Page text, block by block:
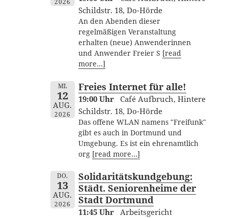
2026
Schildstr. 18, Do-Hörde
An den Abenden dieser
regelmäßigen Veranstaltung
erhalten (neue) Anwenderinnen
und Anwender Freier S [read
more…]
MI.
12
AUG.
2026
Freies Internet für alle!
19:00 Uhr
Café Aufbruch, Hintere
Schildstr. 18, Do-Hörde
Das offene WLAN namens "Freifunk"
gibt es auch in Dortmund und
Umgebung. Es ist ein ehrenamtlich
org [read more…]
DO.
13
AUG.
2026
Solidaritätskundgebung:
Städt. Seniorenheime der
Stadt Dortmund
11:45 Uhr
Arbeitsgericht